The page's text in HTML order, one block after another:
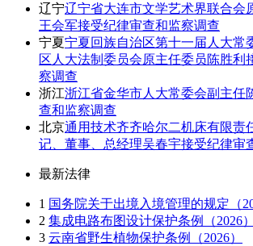
辽宁辽宁省大连市文学艺术界联合会
王会军接受纪律审查和监察调查
宁夏宁夏回族自治区第十一届人大常
区人大法制委员会原主任委员陈胜利
察调查
浙江浙江省金华市人大常委会副主任
查和监察调查
北京通用技术齐齐哈尔二机床有限责
记、董事、总经理吴春宇接受纪律审
最新法律
1 国务院关于出境入境管理的规定（
2 集成电路布图设计保护条例（2026）
3 云南省野生植物保护条例（2026）